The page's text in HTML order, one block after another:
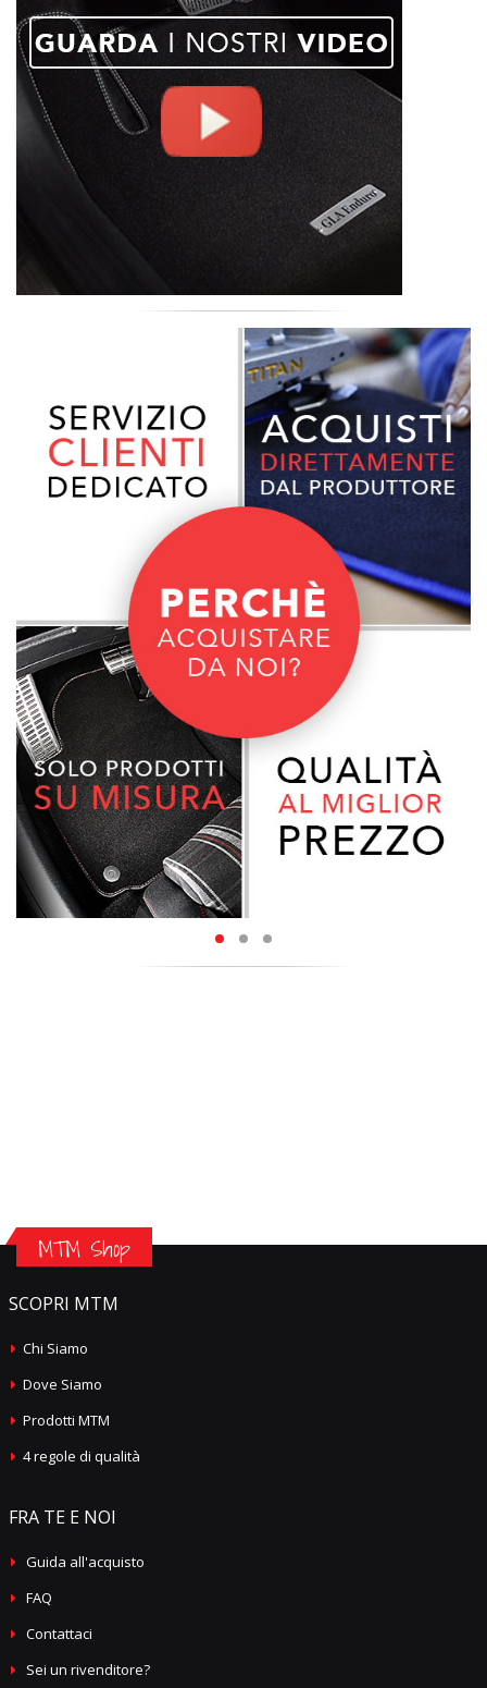
MTM Shop
SCOPRI MTM
Chi Siamo
Dove Siamo
Prodotti MTM
4 regole di qualità
FRA TE E NOI
Guida all'acquisto
FAQ
Contattaci
Sei un rivenditore?